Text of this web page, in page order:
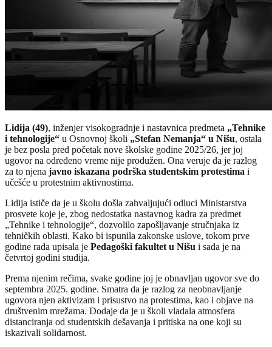
Lidija (49), inženjer visokogradnje i nastavnica predmeta „Tehnike
i tehnologije“ u Osnovnoj školi „Stefan Nemanja“ u Nišu, ostala
je bez posla pred početak nove školske godine 2025/26, jer joj
ugovor na određeno vreme nije produžen. Ona veruje da je razlog
za to njena javno iskazana podrška studentskim protestima i
učešće u protestnim aktivnostima.
Lidija ističe da je u školu došla zahvaljujući odluci Ministarstva
prosvete koje je, zbog nedostatka nastavnog kadra za predmet
„Tehnike i tehnologije“, dozvolilo zapošljavanje stručnjaka iz
tehničkih oblasti. Kako bi ispunila zakonske uslove, tokom prve
godine rada upisala je Pedagoški fakultet u Nišu i sada je na
četvrtoj godini studija.
Prema njenim rečima, svake godine joj je obnavljan ugovor sve do
septembra 2025. godine. Smatra da je razlog za neobnavljanje
ugovora njen aktivizam i prisustvo na protestima, kao i objave na
društvenim mrežama. Dodaje da je u školi vladala atmosfera
distanciranja od studentskih dešavanja i pritiska na one koji su
iskazivali solidarnost.